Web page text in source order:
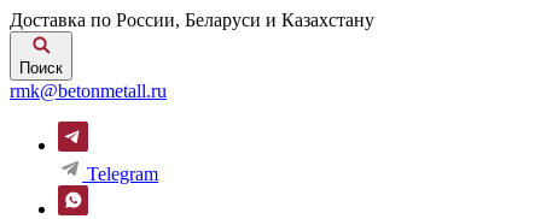
Доставка по России, Беларуси и Казахстану
Поиск
rmk@betonmetall.ru
Telegram